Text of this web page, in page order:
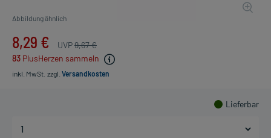
Abbildung ähnlich
8,29 € UVP9,67 €
83 PlusHerzen sammeln
inkl. MwSt. zzgl. Versandkosten
Lieferbar